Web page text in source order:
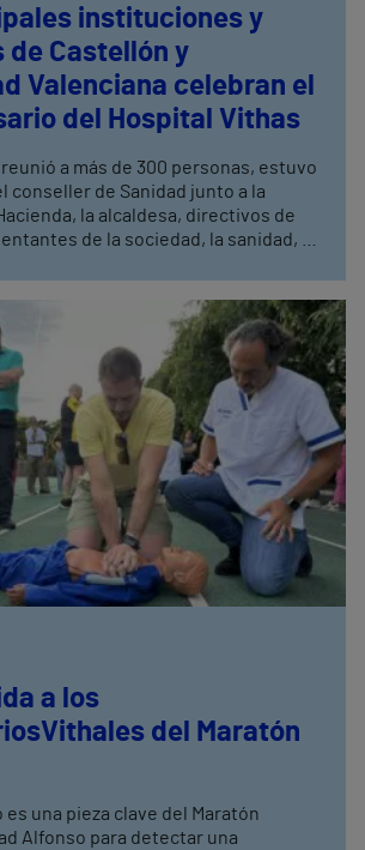
instituciones y
de Castellón y
Valenciana celebran el
del Hospital Vithas
a más de 300 personas, estuvo
conseller de Sanidad junto a la
la alcaldesa, directivos de
de la sociedad, la sanidad, la
a los
del Maratón
una pieza clave del Maratón
Alfonso para detectar una